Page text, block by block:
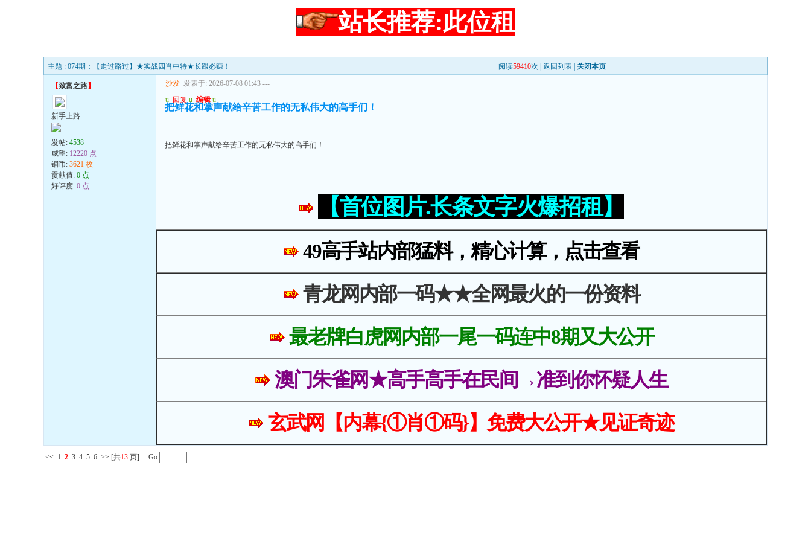
站长推荐:此位租
主题 : 074期：【走过路过】★实战四肖中特★长跟必赚！ 阅读59410次 | 返回列表 关闭本页
【致富之路】
新手上路
发帖: 4538
威望: 12220 点
铜币: 3621 枚
贡献值: 0 点
好评度: 0 点
沙发 发表于: 2026-07-08 01:43 ---
u 回复 u 编辑 u
把鲜花和掌声献给辛苦工作的无私伟大的高手们！
把鲜花和掌声献给辛苦工作的无私伟大的高手们！
【首位图片.长条文字火爆招租】
49高手站内部猛料，精心计算，点击查看
青龙网内部一码★★全网最火的一份资料
最老牌白虎网内部一尾一码连中8期又大公开
澳门朱雀网★高手高手在民间→准到你怀疑人生
玄武网【内幕{①肖①码}】免费大公开★见证奇迹
<< 1 2 3 4 5 6 >> [共13 页] Go